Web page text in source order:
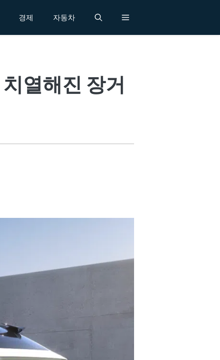
경제 자동차
열해진 장거